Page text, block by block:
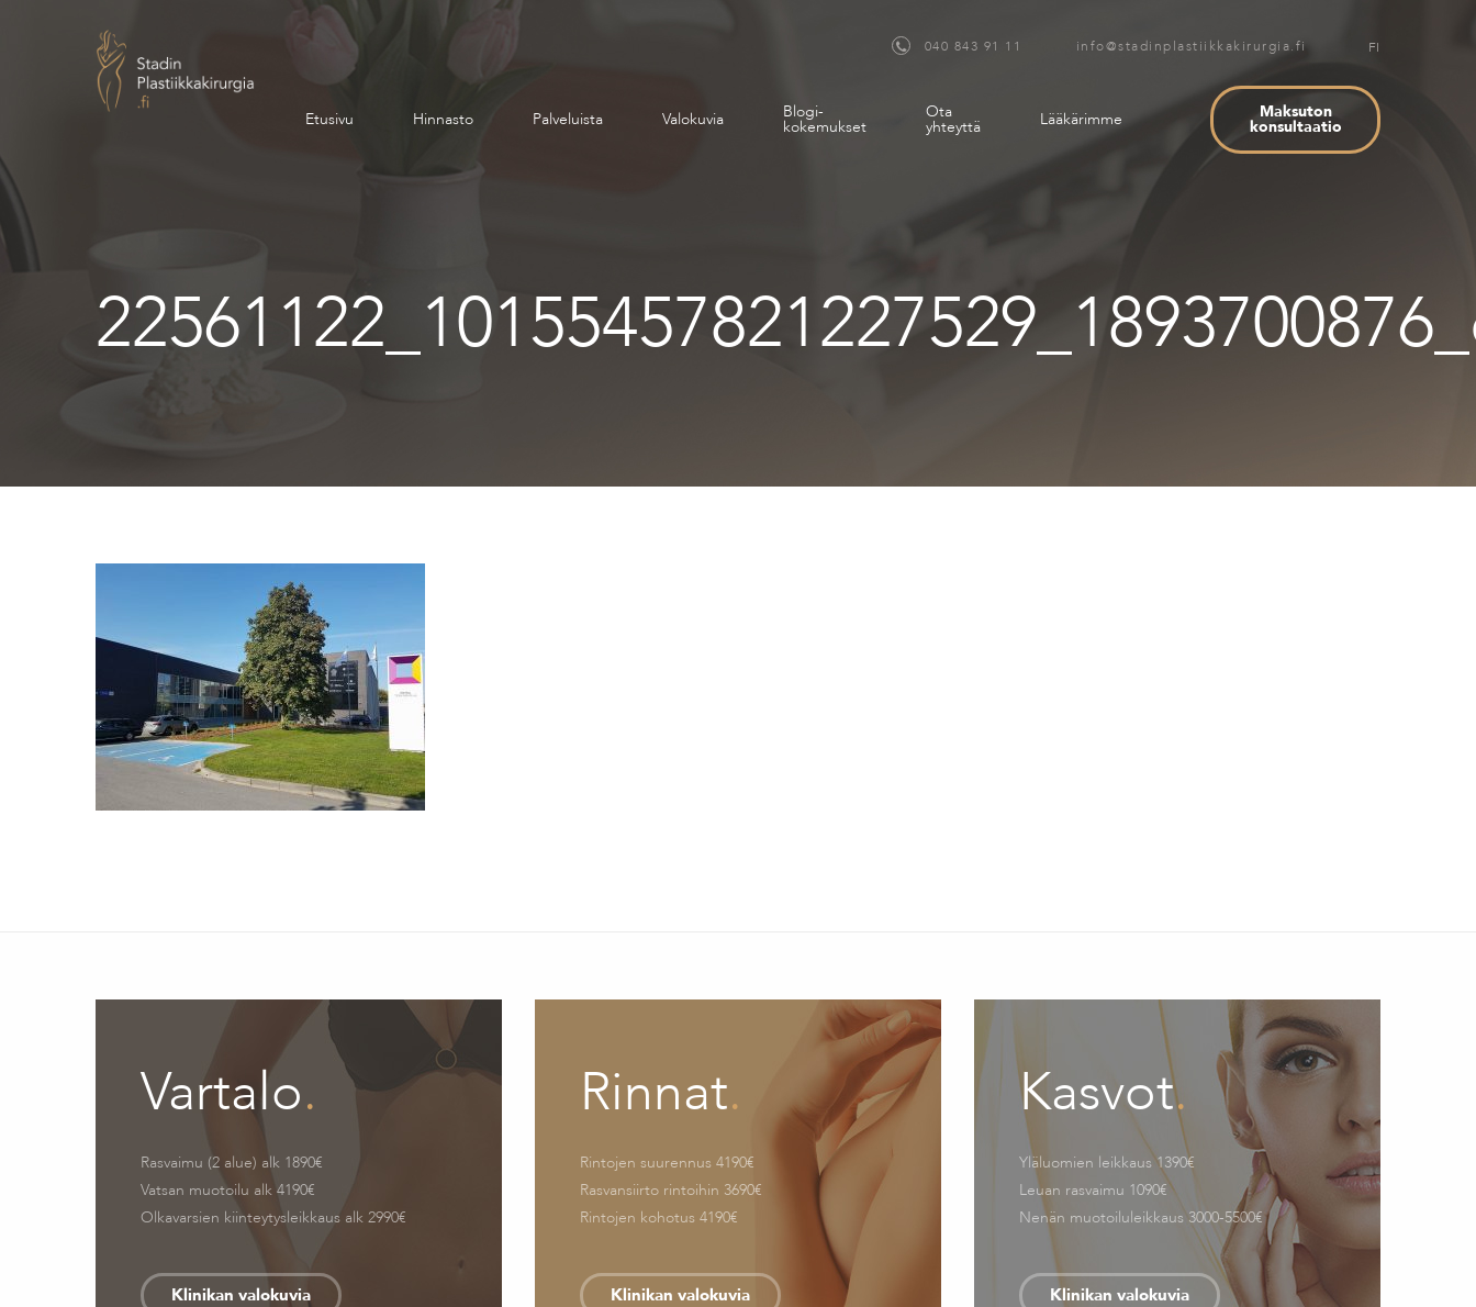
040 843 91 11 info@stadinplastiikkakirurgia.fi FI
Etusivu Hinnasto Palveluista Valokuvia Blogi-
kokemukset
Ota
yhteyttä Lääkärimme Maksuton
konsultaatio
Vartalo.
Rasvaimu (2 alue) alk 1890€
Vatsan muotoilu alk 4190€
Olkavarsien kiinteytysleikkaus alk 2990€
Klinikan valokuvia
Rinnat.
Rintojen suurennus 4190€
Rasvansiirto rintoihin 3690€
Rintojen kohotus 4190€
Klinikan valokuvia
Kasvot.
Yläluomien leikkaus 1390€
Leuan rasvaimu 1090€
Nenän muotoiluleikkaus 3000-5500€
Klinikan valokuvia